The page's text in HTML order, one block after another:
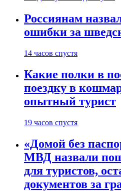
Россиянам
ошибки за
14 часов спустя
Какие полки в
поездку в
опытный турист
19 часов спустя
«Домой без
МВД назвали
для туристов,
документов за